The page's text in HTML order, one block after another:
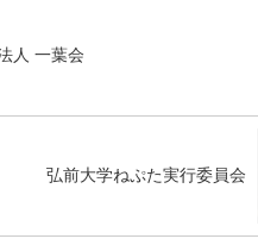
人 一葉会
弘前大学ねぷた実行委員会